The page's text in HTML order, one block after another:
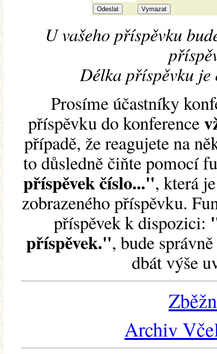
U vašeho příspěvku
Délka příspěvku je
Prosíme účastníky
příspěvku do konference
případě, že reagujete na
to důsledně čiňte pomocí
příspěvek číslo...", která
zobrazeného příspěvku.
příspěvek k dispozici:
příspěvek.", bude
dbát výše
Archiv